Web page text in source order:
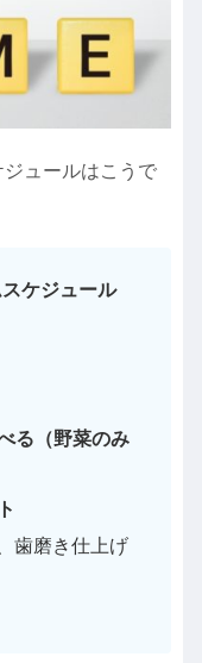
ュールはこうで
ケジュール
る（野菜のみ
歯磨き仕上げ